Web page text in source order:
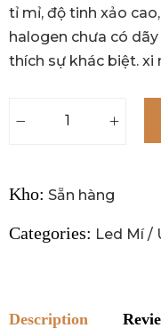
tỉ mỉ, độ tinh xảo
halogen chưa có
thích sự khác biệt. xi
Kho: Sẵn hàng
Categories: Led Mí/
Description